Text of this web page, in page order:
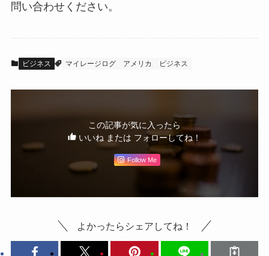
問い合わせください。
ビジネス マイレージログ アメリカ ビジネス
この記事が気に入ったら
いいね または フォローしてね！
Follow Me
よかったらシェアしてね！